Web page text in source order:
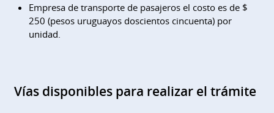
Empresa de transporte de pasajeros el costo es de $
250 (pesos uruguayos doscientos cincuenta) por
unidad.
Vías disponibles para realizar el trámite